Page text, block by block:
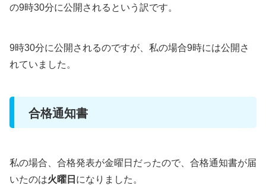
の9時30分に公開されるという訳です。
9時30分に公開されるのですが、私の場合9時には公開さ
れていました。
合格通知書
私の場合、合格発表が金曜日だったので、合格通知書が届
いたのは火曜日 になりました。